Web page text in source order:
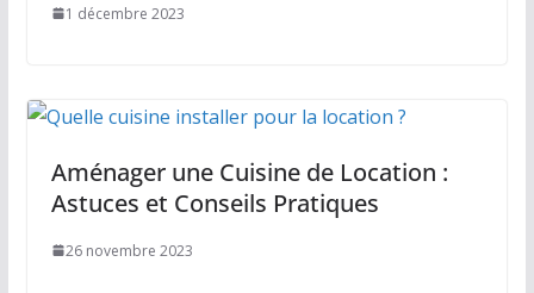
1 décembre 2023
Aménager une Cuisine de Location :
Astuces et Conseils Pratiques
26 novembre 2023